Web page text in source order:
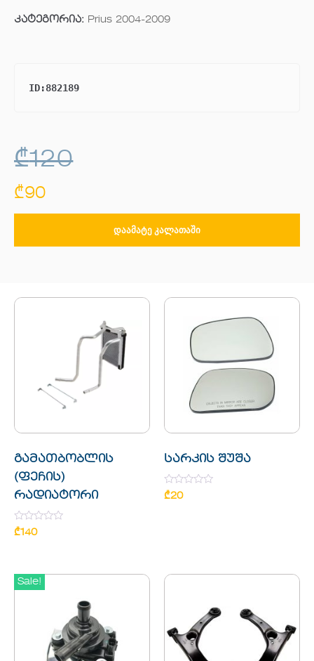
კატეგორია: Prius 2004-2009
ID:882189
₾120
₾90
ᲓᲐᲐᲛᲐᲢᲔ ᲙᲐᲚᲐᲗᲐᲨᲘ
გამათბობლის
(ფეჩის)
რადიატორი
Rated
0
₾140
სარკის შუშა
Rated
0
₾20
Sale!